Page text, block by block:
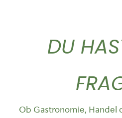
DU
Ob Gastronomie, Handel